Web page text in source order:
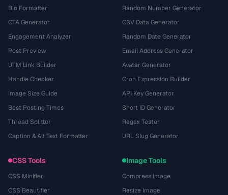
Bio Formatter
CTA Generator
Engagement Analyzer
Post Preview
UTM Link Builder
Handle Checker
Image Size Guide
Best Posting Times
Thread Splitter
Caption & Alt Text Formatter
Random Number Generator
CSV Data Generator
Random Date Generator
Email Address Generator
Avatar Generator
Cron Expression Builder
API Key Generator
Short ID Generator
Regex Tester
URL Slug Generator
CSS Tools
CSS Minifier
CSS Beautifier
Image Tools
Compress Image
Resize Image